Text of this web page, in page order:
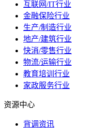
互联网/IT行业
金融保险行业
生产/制造行业
地产/建筑行业
快消/零售行业
物流/运输行业
教育培训行业
家政服务行业
资源中心
背调资讯